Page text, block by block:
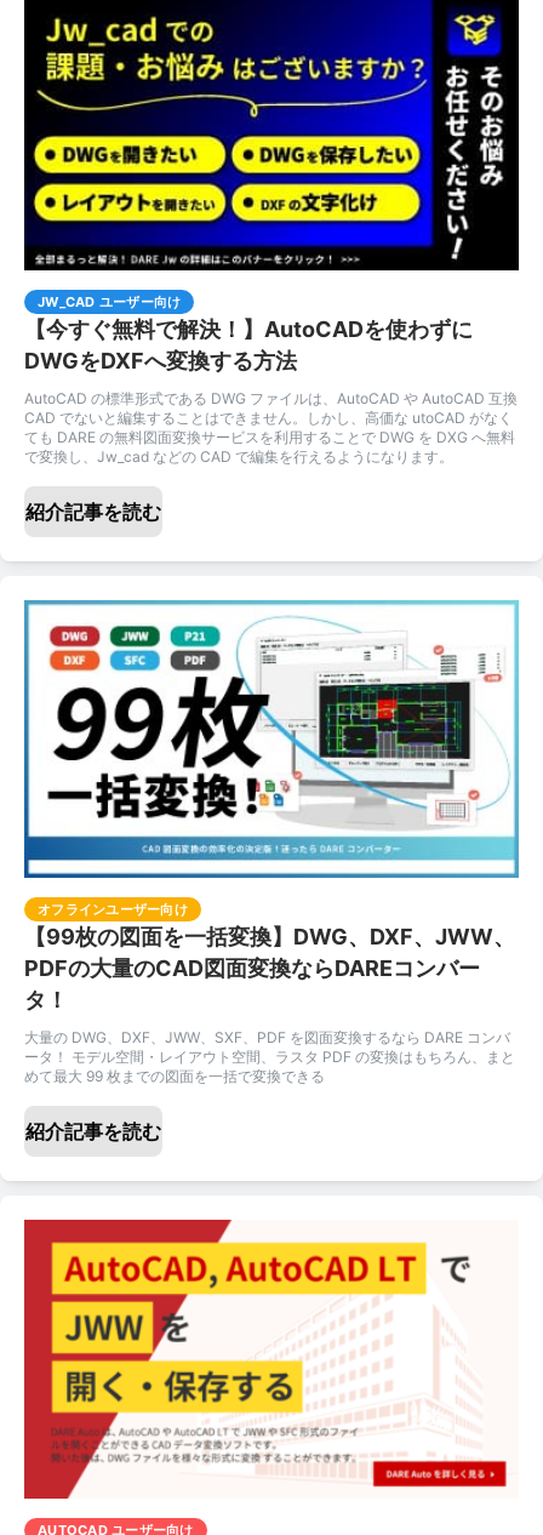
JW_CAD ユーザー向け
【今すぐ無料で解決！】AutoCADを使わずに
DWGをDXFへ変換する方法
AutoCAD の標準形式である DWG ファイルは、AutoCAD や AutoCAD 互換
CAD でないと編集することはできません。しかし、高価な utoCAD がなく
ても DARE の無料図面変換サービスを利用することで DWG を DXG へ無料
で変換し、Jw_cad などの CAD で編集を行えるようになります。
紹介記事を読む
オフラインユーザー向け
【99枚の図面を一括変換】DWG、DXF、JWW、
PDFの大量のCAD図面変換ならDAREコンバー
タ！
大量の DWG、DXF、JWW、SXF、PDF を図面変換するなら DARE コンバ
ータ！ モデル空間・レイアウト空間、ラスタ PDF の変換はもちろん、まと
めて最大 99 枚までの図面を一括で変換できる
紹介記事を読む
AUTOCAD ユーザー向け